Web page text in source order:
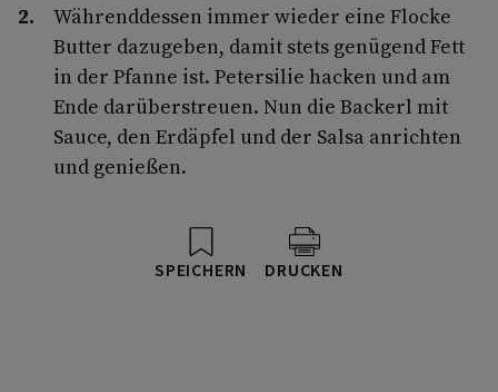
Währenddessen immer wieder eine Flocke
Butter dazugeben, damit stets genügend Fett
in der Pfanne ist. Petersilie hacken und am
Ende darüberstreuen. Nun die Backerl mit
Sauce, den Erdäpfel und der Salsa anrichten
und genießen.
SPEICHERN DRUCKEN